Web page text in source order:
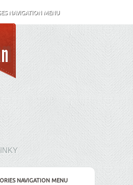
NAVIGATION MENU
NAVIGATION MENU